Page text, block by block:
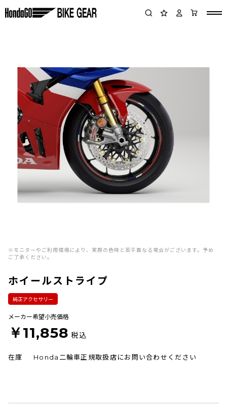
※モニターやご利用環境により、実際の色味と若干異なる場合がございます。予め
ご了承ください。
純正アクセサリー
ホイールストライプ
メーカー希望小売価格
￥11,858 税込
在庫 Honda二輪車正規取扱店にお問い合わせください